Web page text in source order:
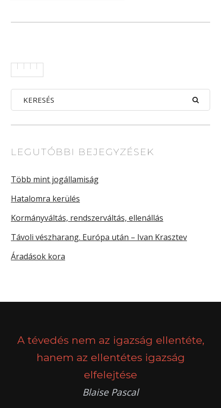
LEGUTÓBBI BEJEGYZÉSEK
Több mint jogállamiság
Hatalomra kerülés
Kormányváltás, rendszerváltás, ellenállás
Távoli vészharang. Európa után – Ivan Krasztev
Áradások kora
A tévedés nem az igazság ellentéte,
hanem az ellentétes igazság
elfelejtése
Blaise Pascal